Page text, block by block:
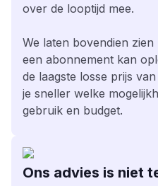
over de looptijd mee.
We laten bovendien
een abonnement kan
de laagste losse prijs
je sneller welke
gebruik en budget.
Ons advies is niet